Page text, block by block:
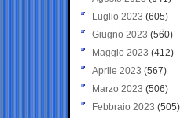
Luglio 2023 (605)
Giugno 2023 (560)
Maggio 2023 (412)
Aprile 2023 (567)
Marzo 2023 (506)
Febbraio 2023 (505)